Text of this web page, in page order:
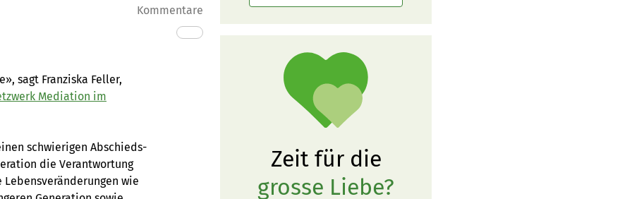
Kommentare
sagt Franziska Feller,
Mediation im
schwierigen Abschieds-
die Verantwortung
wie
Zeit für die
grosse Liebe?